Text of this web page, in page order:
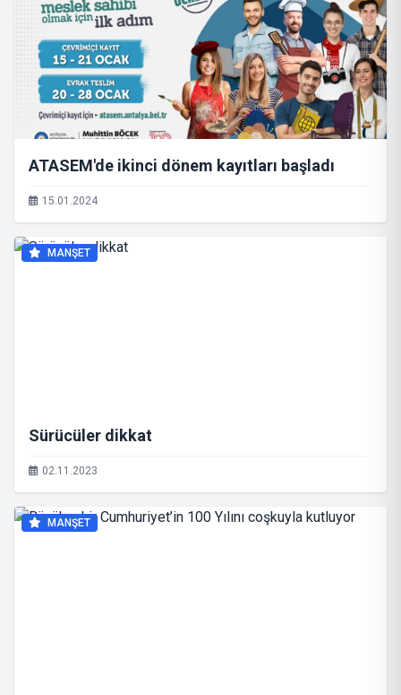
ATASEM'de ikinci dönem kayıtları başladı
15.01.2024
MANŞET
Sürücüler dikkat
02.11.2023
MANŞET